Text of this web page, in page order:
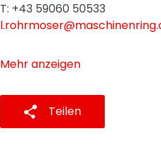
T: +43 59060 50533
Mehr anzeigen
Teilen